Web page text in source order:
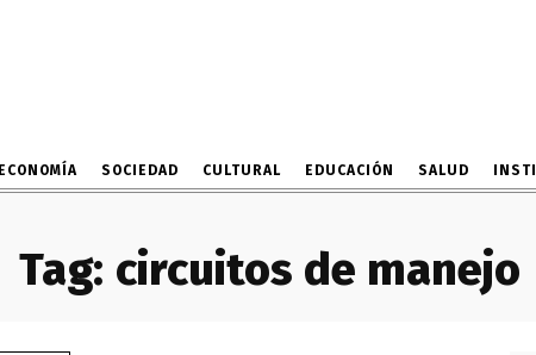
ECONOMÍA SOCIEDAD CULTURAL EDUCACIÓN SALUD
Tag: circuitos de manejo